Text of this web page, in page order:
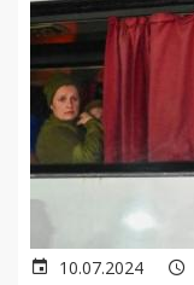
10.07.2024